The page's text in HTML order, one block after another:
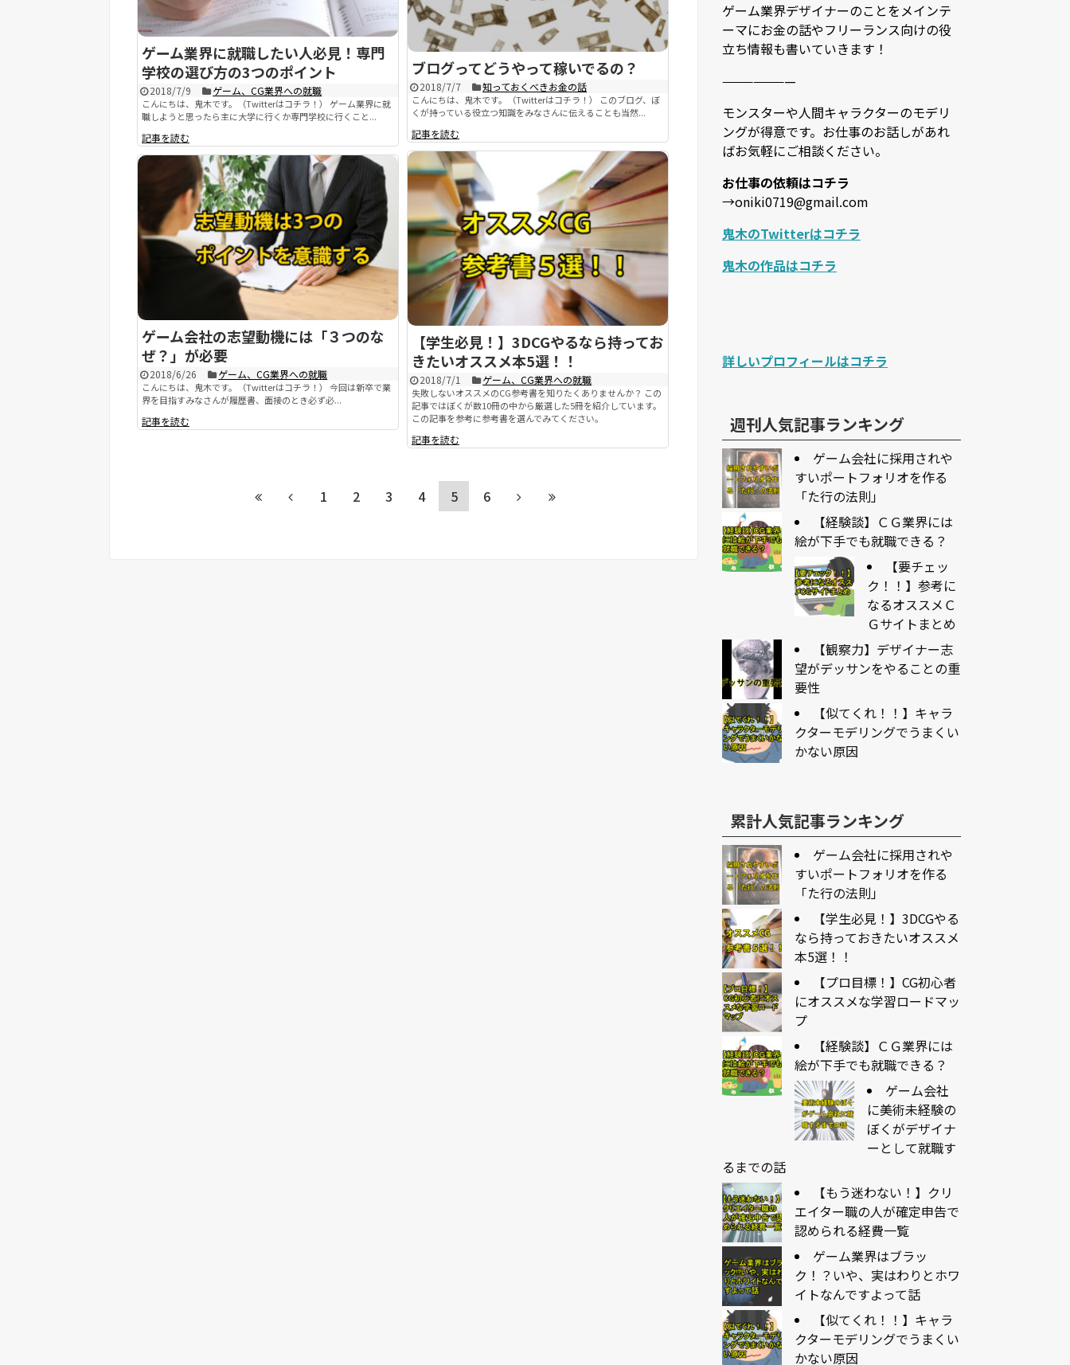
ゲーム業界に就職したい人必見！専門
学校の選び方の3つのポイント
2018/7/9 ゲーム、CG業界への就職
こんにちは、鬼木です。（Twitterはコチラ！） ゲーム業界に就
職しようと思ったら主に大学に行くか専門学校に行くこと...
記事を読む
ブログってどうやって稼いでるの？
2018/7/7 知っておくべきお金の話
こんにちは、鬼木です。（Twitterはコチラ！） このブログ、ぼ
くが持っている役立つ知識をみなさんに伝えることも当然...
記事を読む
【学生必見！】3DCGやるなら持ってお
きたいオススメ本5選！！
2018/7/1 ゲーム、CG業界への就職
失敗しないオススメのCG参考書を知りたくありませんか？ この
記事ではぼくが数10冊の中から厳選した5冊を紹介しています。
この記事を参考に参考書を選んでみてください。
記事を読む
ゲーム会社の志望動機には「３つのな
ぜ？」が必要
2018/6/26 ゲーム、CG業界への就職
こんにちは、鬼木です。（Twitterはコチラ！） 今回は新卒で業
界を目指すみなさんが履歴書、面接のとき必ず必...
記事を読む
1 2 3 4 5 6
ゲーム業界デザイナーのことをメインテ
ーマにお金の話やフリーランス向けの役
立ち情報も書いていきます！
———————
モンスターや人間キャラクターのモデリ
ングが得意です。お仕事のお話しがあれ
ばお気軽にご相談ください。
お仕事の依頼はコチラ
→oniki0719@gmail.com
鬼木のTwitterはコチラ
鬼木の作品はコチラ
詳しいプロフィールはコチラ
週刊人気記事ランキング
ゲーム会社に採用されや
すいポートフォリオを作る
「た行の法則」
【経験談】ＣＧ業界には
絵が下手でも就職できる？
【要チェッ
ク！！】参考に
なるオススメＣ
Ｇサイトまとめ
【観察力】デザイナー志
望がデッサンをやることの重
要性
【似てくれ！！】キャラ
クターモデリングでうまくい
かない原因
累計人気記事ランキング
ゲーム会社に採用されや
すいポートフォリオを作る
「た行の法則」
【学生必見！】3DCGやる
なら持っておきたいオススメ
本5選！！
【プロ目標！】CG初心者
にオススメな学習ロードマッ
プ
【経験談】ＣＧ業界には
絵が下手でも就職できる？
ゲーム会社
に美術未経験の
ぼくがデザイナ
ーとして就職す
るまでの話
【もう迷わない！】クリ
エイター職の人が確定申告で
認められる経費一覧
ゲーム業界はブラッ
ク！？いや、実はわりとホワ
イトなんですよって話
【似てくれ！！】キャラ
クターモデリングでうまくい
かない原因